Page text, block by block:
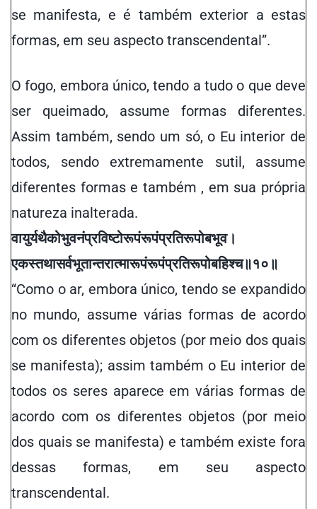
se manifesta, e é também exterior a estas
formas, em seu aspecto transcendental”.
O fogo, embora único, tendo a tudo o que deve
ser queimado, assume formas diferentes.
Assim também, sendo um só, o Eu interior de
todos, sendo extremamente sutil, assume
diferentes formas e também , em sua própria
natureza inalterada.
वायुर्यथैकोभुवनंप्रविष्टोरूपंरूपंप्रतिरूपोबभूव।
एकस्तथासर्वभूतान्तरात्मारूपंरूपंप्रतिरूपोबहिश्च॥१० ॥
“Como o ar, embora único, tendo se expandido
no mundo, assume várias formas de acordo
com os diferentes objetos (por meio dos quais
se manifesta); assim também o Eu interior de
todos os seres aparece em várias formas de
acordo com os diferentes objetos (por meio
dos quais se manifesta) e também existe fora
dessas formas, em seu aspecto
transcendental.